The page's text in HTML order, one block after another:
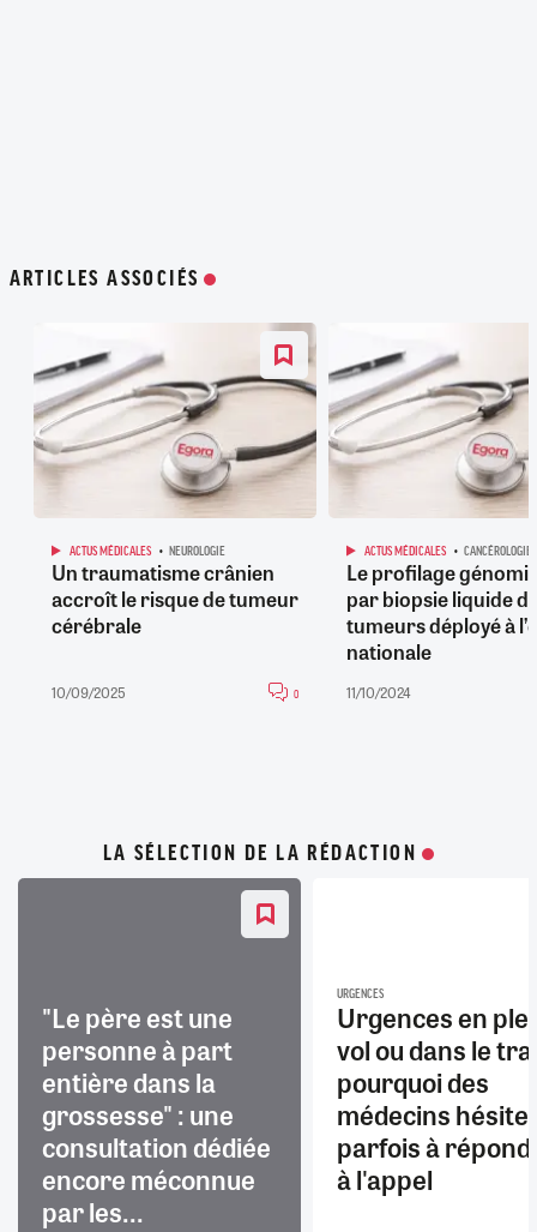
ARTICLES ASSOCIÉS
ACTUS MÉDICALES NEUROLOGIE
Un traumatisme crânien
accroît le risque de tumeur
cérébrale
10/09/2025 0
ACTUS MÉDICALES CANCÉROLOGIE
Le profilage
par biopsie liquide
tumeurs déployé à
nationale
11/10/2024
LA SÉLECTION DE LA RÉDACTION
"Le père est une
personne à part
entière dans la
grossesse" : une
consultation dédiée
encore méconnue
par les...
URGENCES
Urgences en
vol ou dans le
pourquoi des
médecins
parfois à
à l'appel